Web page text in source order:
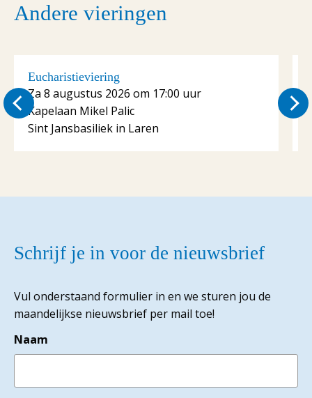
Andere vieringen
Eucharistieviering
Za 8 augustus 2026 om 17:00 uur
Kapelaan Mikel Palic
Sint Jansbasiliek in Laren
Schrijf je in voor de nieuwsbrief
Vul onderstaand formulier in en we sturen jou de
maandelijkse nieuwsbrief per mail toe!
Naam